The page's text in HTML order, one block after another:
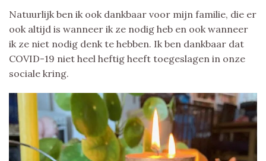
Natuurlijk ben ik ook dankbaar voor mijn familie, die er
ook altijd is wanneer ik ze nodig heb en ook wanneer
ik ze niet nodig denk te hebben. Ik ben dankbaar dat
COVID-19 niet heel heftig heeft toegeslagen in onze
sociale kring.